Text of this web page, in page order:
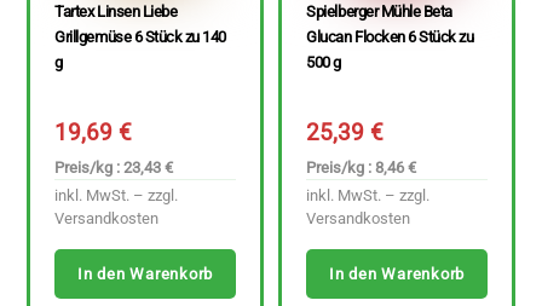
Tartex Linsen Liebe
Grillgemüse 6 Stück zu 140
g
19,69€
Preis/kg : 23,43 €
inkl. MwSt. – zzgl.
Versandkosten
In den Warenkorb
Spielberger Mühle Beta
Glucan Flocken 6 Stück zu
500 g
25,39€
Preis/kg : 8,46 €
inkl. MwSt. – zzgl.
Versandkosten
In den Warenkorb